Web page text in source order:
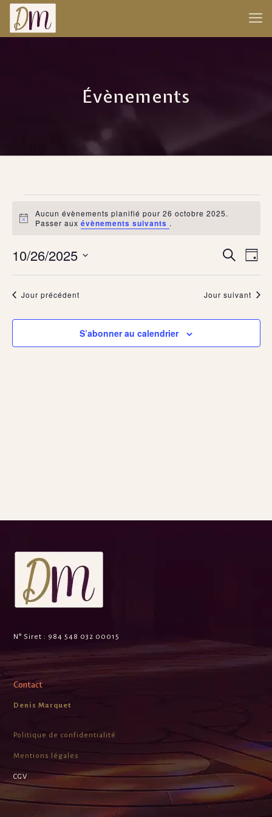
Évènements
Évènements
for
26
octobre
2025
Notice
Aucun évènements planifié pour 26 octobre 2025.
Passer aux évènements suivants .
Recherche
et
navigation
vues
Recherche
vues
Jour
10/26/2025
date.Jour précédent Jour suivant
S’abonner au calendrier
N° Siret : 984 548 032 00015
Contact
Denis Marquet
Politique de confidentialité
Mentions légales
CGV